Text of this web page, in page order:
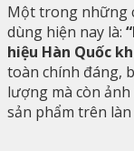
Một trong những
dùng hiện nay là:
hiệu Hàn Quốc
toàn chính đáng,
lượng mà còn
sản phẩm trên